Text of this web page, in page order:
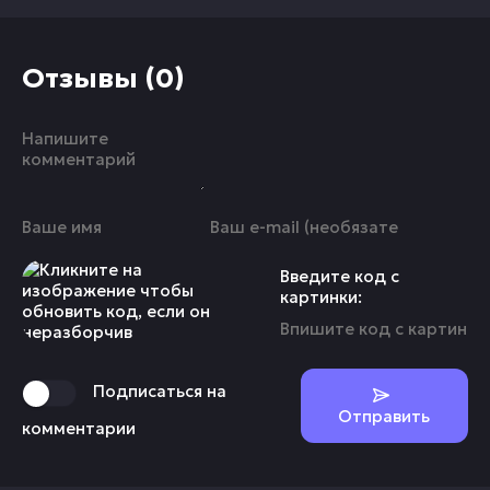
Отзывы (0)
Введите код с
картинки:
Подписаться на
комментарии
Отправить